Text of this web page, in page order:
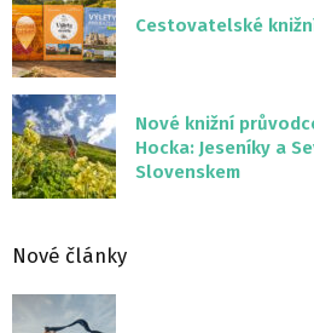
Cestovatelské
Nové knižní
Hocka: Jeseníky a
Slovenskem
Nové články